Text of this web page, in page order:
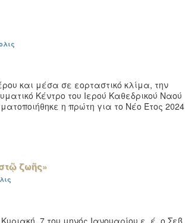
και μέσα σε εορταστικό κλίμα, την
Κέντρο του Ιερού Καθεδρικού Ναού
η πρώτη για το Νέο Έτος 2024
ζωῆς»
7 του μηνός Ιανουαρίου ε. έ. ο Σεβ.